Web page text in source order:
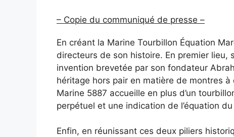
– Copie du communiqué de presse –
En créant la Marine Tourbillon Équation
directeurs de son histoire. En premier
invention brevetée par son fondateur
héritage hors pair en matière de montres
Marine 5887 accueille en plus d’un
perpétuel et une indication de l’équation
Enfin, en réunissant ces deux piliers